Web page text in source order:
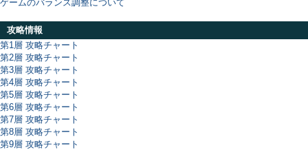
ゲームのバランス調整について
攻略情報
第1層 攻略チャート
第2層 攻略チャート
第3層 攻略チャート
第4層 攻略チャート
第5層 攻略チャート
第6層 攻略チャート
第7層 攻略チャート
第8層 攻略チャート
第9層 攻略チャート